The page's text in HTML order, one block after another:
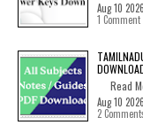
Aug 10
1 Comment
Read
Aug 10
2